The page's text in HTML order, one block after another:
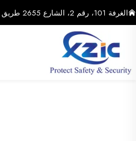
الغرفة 101، رقم 2، الشارع 2655 طريق هونان، منطقة بودونغ الجديدة، مدينة شنغهاي، الصين